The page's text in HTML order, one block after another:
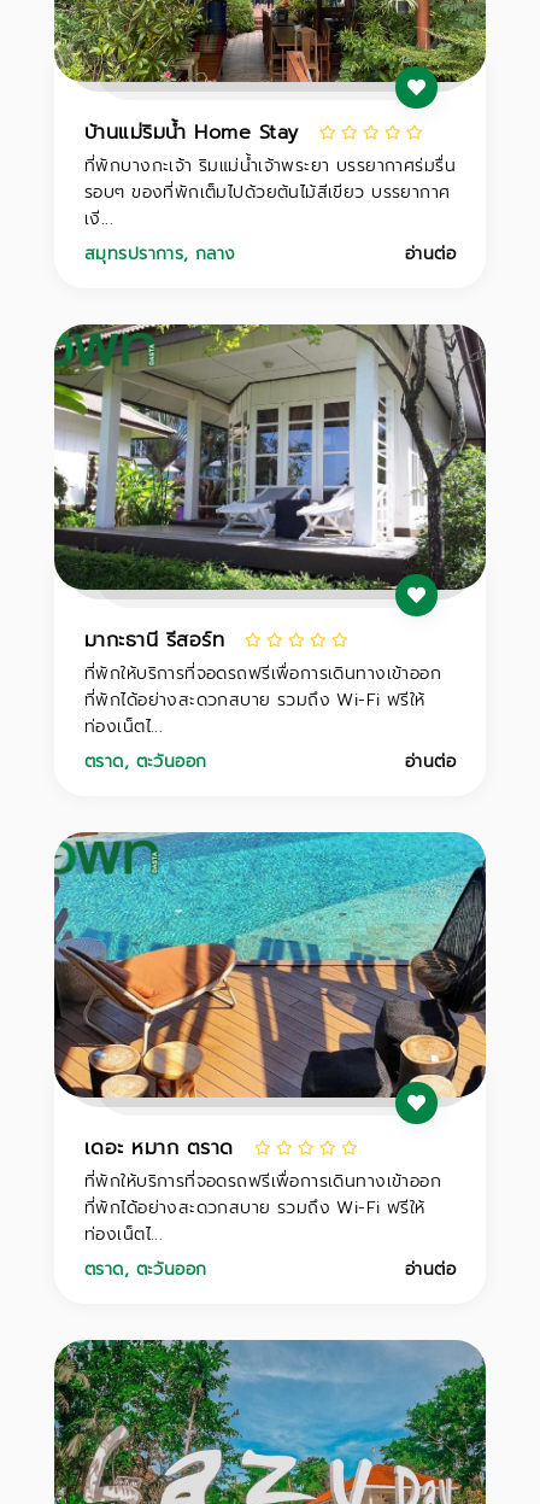
บ้านแม่ริมน้ำ Home Stay
ที่พักบางกะเจ้า ริมแม่น้ำเจ้าพระยา บรรยากาศร่มรื่น
รอบๆ ของที่พักเต็มไปด้วยต้นไม้สีเขียว บรรยากาศ
เงี...
สมุทรปราการ,กลาง อ่านต่อ
มากะธานี รีสอร์ท
ที่พักให้บริการที่จอดรถฟรีเพื่อการเดินทางเข้าออก
ที่พักได้อย่างสะดวกสบาย รวมถึง Wi-Fi ฟรีให้
ท่องเน็ตไ...
ตราด, ตะวันออก อ่านต่อ
เดอะ หมาก ตราด
ที่พักให้บริการที่จอดรถฟรีเพื่อการเดินทางเข้าออก
ที่พักได้อย่างสะดวกสบาย รวมถึง Wi-Fi ฟรีให้
ท่องเน็ตไ...
ตราด, ตะวันออก อ่านต่อ